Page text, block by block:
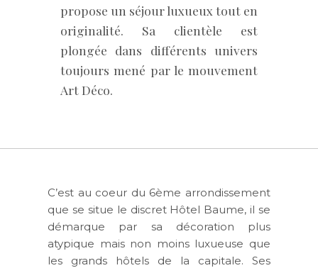
propose un séjour luxueux tout en
originalité. Sa clientèle est
plongée dans différents univers
toujours mené par le mouvement
Art Déco.
C’est au coeur du 6ème arrondissement
que se situe le discret Hôtel Baume, il se
démarque par sa décoration plus
atypique mais non moins luxueuse que
les grands hôtels de la capitale. Ses